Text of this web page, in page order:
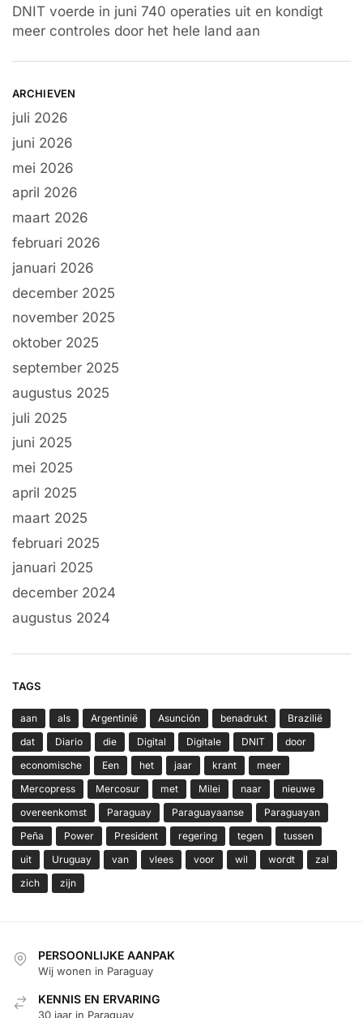
DNIT voerde in juni 740 operaties uit en kondigt
meer controles door het hele land aan
ARCHIEVEN
juli 2026
juni 2026
mei 2026
april 2026
maart 2026
februari 2026
januari 2026
december 2025
november 2025
oktober 2025
september 2025
augustus 2025
juli 2025
juni 2025
mei 2025
april 2025
maart 2025
februari 2025
januari 2025
december 2024
augustus 2024
TAGS
aan als Argentinië Asunción benadrukt
Brazilië
dat
Diario die Digital Digitale DNIT
door
economische
Een het jaar krant
meer
Mercopress
Mercosur met Milei naar
nieuwe
overeenkomst
Paraguay Paraguayaanse
Paraguayan
Peña
Power President regering tegen
tussen
uit
Uruguay van vlees voor wil wordt
zal
zich
zijn
PERSOONLIJKE AANPAK
Wij wonen in Paraguay
KENNIS EN ERVARING
30 jaar in Paraguay